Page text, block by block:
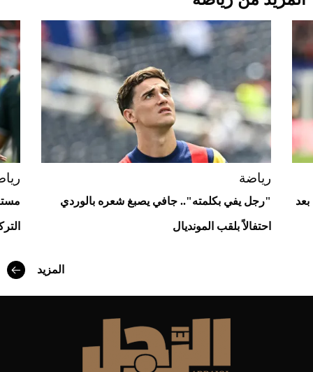
Aston Martin Valiant: على هوى الأبطال
رياضة
"رجل يفي بكلمته".. جافي يصبغ شعره بالوردي
احتفالاً بلقب المونديال
المزيد